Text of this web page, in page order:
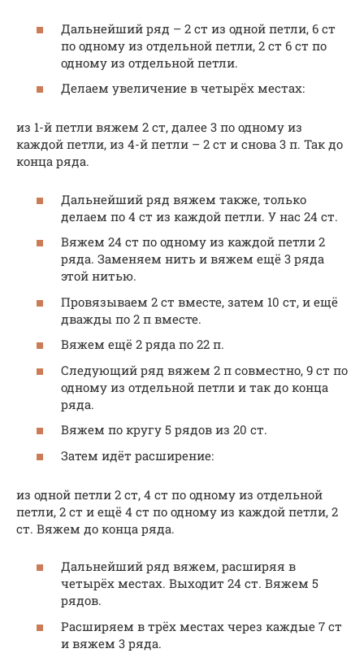
Дальнейший ряд – 2 ст из одной петли, 6 ст
по одному из отдельной петли, 2 ст 6 ст по
одному из отдельной петли.
Делаем увеличение в четырёх местах:
из 1-й петли вяжем 2 ст, далее 3 по одному из
каждой петли, из 4-й петли – 2 ст и снова 3 п. Так до
конца ряда.
Дальнейший ряд вяжем также, только
делаем по 4 ст из каждой петли. У нас 24 ст.
Вяжем 24 ст по одному из каждой петли 2
ряда. Заменяем нить и вяжем ещё 3 ряда
этой нитью.
Провязываем 2 ст вместе, затем 10 ст, и ещё
дважды по 2 п вместе.
Вяжем ещё 2 ряда по 22 п.
Следующий ряд вяжем 2 п совместно, 9 ст по
одному из отдельной петли и так до конца
ряда.
Вяжем по кругу 5 рядов из 20 ст.
Затем идёт расширение:
из одной петли 2 ст, 4 ст по одному из отдельной
петли, 2 ст и ещё 4 ст по одному из каждой петли, 2
ст. Вяжем до конца ряда.
Дальнейший ряд вяжем, расширяя в
четырёх местах. Выходит 24 ст. Вяжем 5
рядов.
Расширяем в трёх местах через каждые 7 ст
и вяжем 3 ряда.